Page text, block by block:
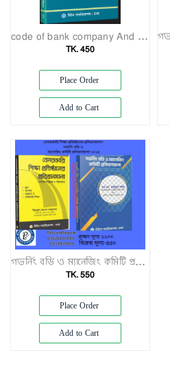
Bangladesh
Gazette
Exam
Book
Islamic
Books
Building
Construction
&
Civil
Engineering
code of bank company And financial Institution LAWS
TK. 450
Place Order
Add to Cart
গভর্নিং বডি ও ম্যানেজিং কমিটি প্রবিধানমালা+বেসরকারি শিক্ষা প্রতিষ্ঠানের প্রবিধানমালা
TK. 550
Place Order
Add to Cart